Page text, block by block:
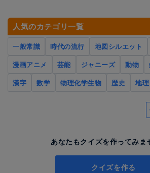
人気のカテゴリ一覧
一般常識 時代の流行 地図シルエット
漫画アニメ
芸能 ジャニーズ 動物
漢字
数学 物理化学生物 歴史 地理
あなたもクイズを作ってみま
クイズを作る